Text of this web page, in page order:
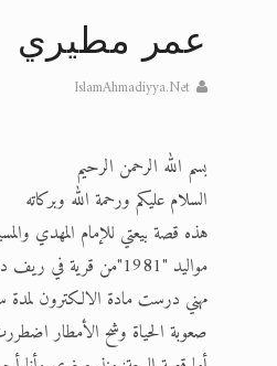
تعميم هامّ
تعميم
إعلان
للانتقال
اقرأ هذا
عرض مصوَّر
الحجّ..
عمر مطيري
IslamAhmadiyya.Net
بسم الله الرحمن الرحيم
السلام عليكم ورحمة الله وبركاته
هذه قصة بيعتي للإمام المهدي
مهني درست مادة الالكترون لمدة
صعوبة الحياة وشح الأمطار